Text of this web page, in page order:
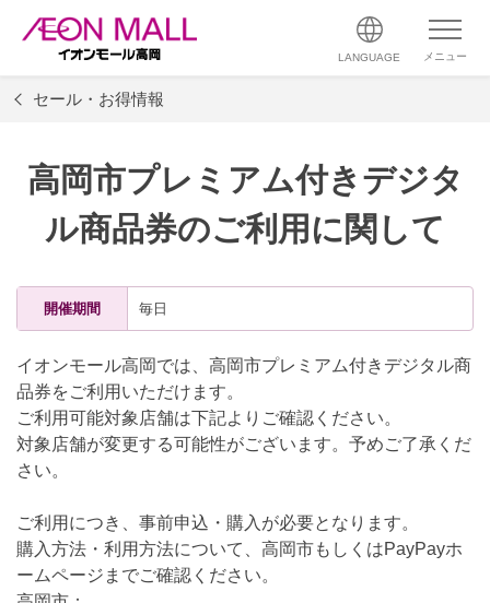
LANGUAGE メニュー
セール・お得情報
高岡市プレミアム付きデジタ
ル商品券のご利用に関して
開催期間 毎日
イオンモール高岡では、高岡市プレミアム付きデジタル商
品券をご利用いただけます。
ご利用可能対象店舗は下記よりご確認ください。
対象店舗が変更する可能性がございます。予めご了承くだ
さい。
ご利用につき、事前申込・購入が必要となります。
購入方法・利用方法について、高岡市もしくはPayPayホ
ームページまでご確認ください。